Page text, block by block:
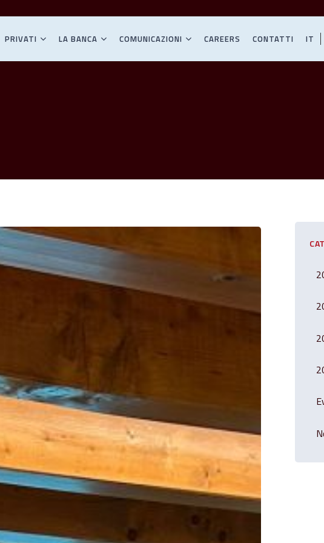
PRIVATI LA BANCA COMUNICAZIONI CAREERS CONTATTI IT